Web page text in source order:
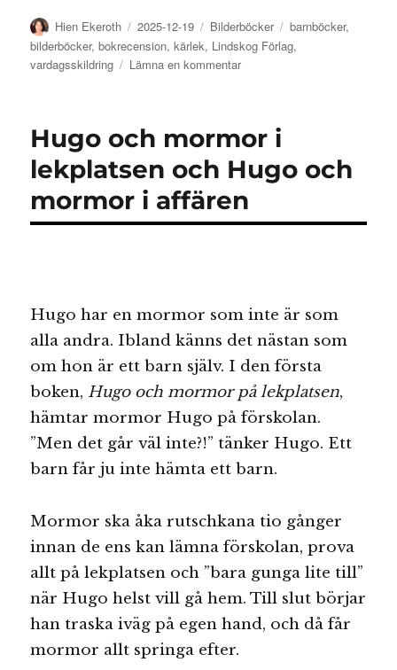
Författare
Hien Ekeroth
Publicerat
den
2025-12-19 Kategorier
Bilderböcker Etiketter
barnböcker,
bilderböcker,bokrecension,kärlek, Lindskog Förlag,
vardagsskildring
Lämna en kommentartill
Peñas
bilderböcker
om
vardag
och
Hugo och mormor i
lekplatsen och Hugo och
mormor i affären
Hugo har en mormor som inte är som
alla andra. Ibland känns det nästan som
om hon är ett barn själv. I den första
boken, Hugo och mormor på lekplatsen,
hämtar mormor Hugo på förskolan.
”Men det går väl inte?!” tänker Hugo. Ett
barn får ju inte hämta ett barn.
Mormor ska åka rutschkana tio gånger
innan de ens kan lämna förskolan, prova
allt på lekplatsen och ”bara gunga lite till”
när Hugo helst vill gå hem. Till slut börjar
han traska iväg på egen hand, och då får
mormor allt springa efter.